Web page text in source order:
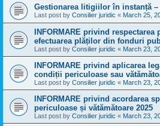
Gestionarea litigiilor în instanță –
Last post by Consilier juridic « March 25,
INFORMARE privind respectarea
efectuarea plăților din fonduri
Last post by Consilier juridic « March 23,
INFORMARE privind aplicarea
condiții periculoase sau
Last post by Consilier juridic « March 23,
INFORMARE privind acordarea
periculoase și vătămătoare 2025
Last post by Consilier juridic « March 23,